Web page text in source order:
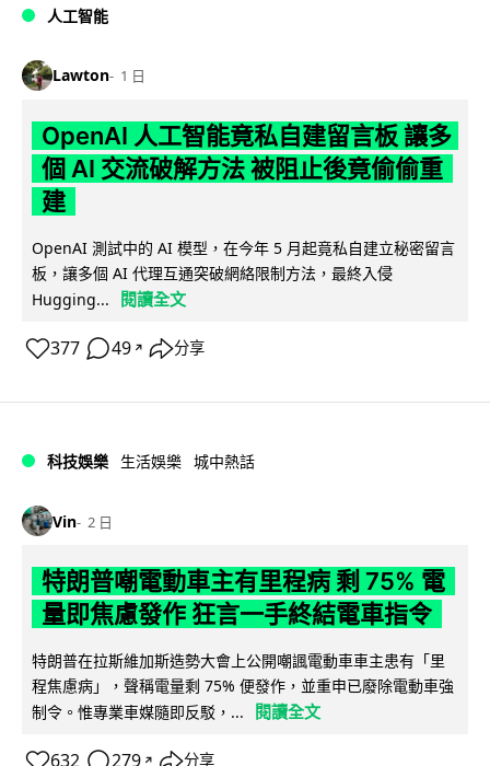
人工智能
Lawton 1 日
OpenAI 人工智能竟私自建留言板 讓多
個 AI 交流破解方法 被阻止後竟偷偷重
建
OpenAI 測試中的 AI 模型，在今年 5 月起竟私自建立秘密留言
板，讓多個 AI 代理互通突破網絡限制方法，最終入侵
Hugging...
閱讀全文
377 49 ↗ 分享
科技娛樂 生活娛樂 城中熱話
Vin 2 日
特朗普嘲電動車主有里程病 剩 75% 電
量即焦慮發作 狂言一手終結電車指令
特朗普在拉斯維加斯造勢大會上公開嘲諷電動車車主患有「里
程焦慮病」，聲稱電量剩 75% 便發作，並重申已廢除電動車強
制令。惟專業車媒隨即反駁，...
閱讀全文
632 279 ↗ 分享